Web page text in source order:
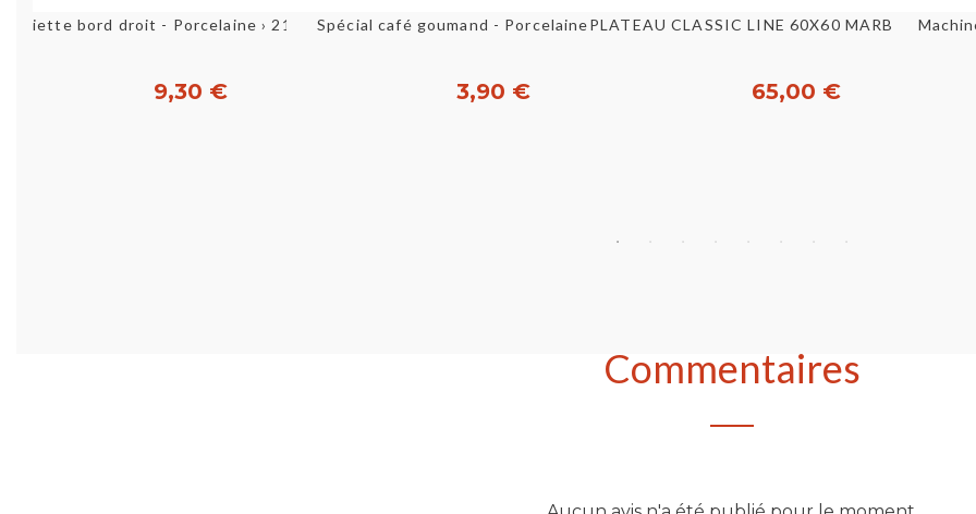
Aperçu rapide
Assiette bord droit - Porcelaine › 21 cm - H‚lios
9,30 €
Aperçu rapide
Spécial café goumand - Porcelaine ø 22,8 cm
3,90 €
Aperçu rapide
65,00 €
Commentaires